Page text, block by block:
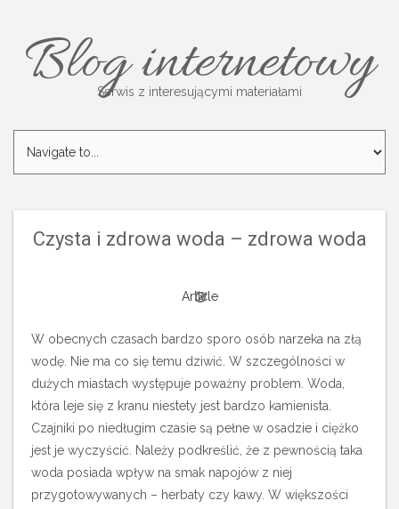
Blog internetowy
Serwis z interesującymi materiałami
Czysta i zdrowa woda – zdrowa woda
Article
W obecnych czasach bardzo sporo osób narzeka na złą
wodę. Nie ma co się temu dziwić. W szczególności w
dużych miastach występuje poważny problem. Woda,
która leje się z kranu niestety jest bardzo kamienista.
Czajniki po niedługim czasie są pełne w osadzie i ciężko
jest je wyczyścić. Należy podkreślić, że z pewnością taka
woda posiada wpływ na smak napojów z niej
przygotowywanych – herbaty czy kawy. W większości